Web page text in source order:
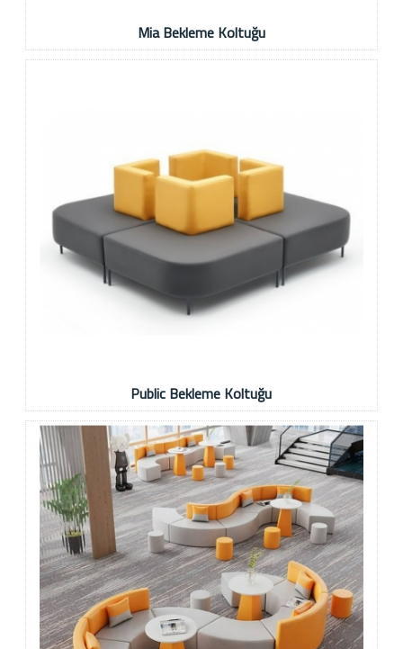
Mia Bekleme Koltuğu
Public Bekleme Koltuğu